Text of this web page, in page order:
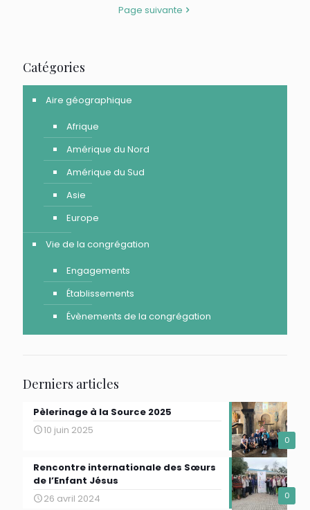
Page suivante
Catégories
Aire géographique
Afrique
Amérique du Nord
Amérique du Sud
Asie
Europe
Vie de la congrégation
Engagements
Établissements
Évènements de la congrégation
Derniers articles
0
Pèlerinage à la Source 2025
10 juin 2025
0
Rencontre internationale des Sœurs
de l’Enfant Jésus
26 avril 2024